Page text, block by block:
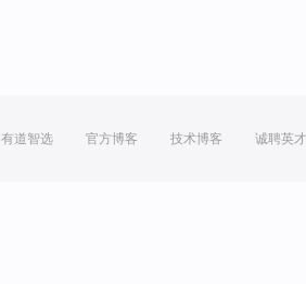
有道智选 官方博客 技术博客 诚聘英才